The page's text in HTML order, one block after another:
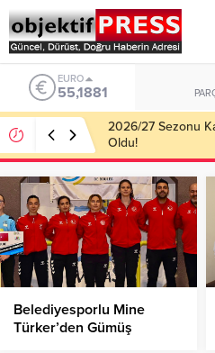
ALTIN
6.660,55
Haliliye Belediyesi
Yemek Ulaştırıyor!
Belediyesporlu Mine
Türker’den Gümüş